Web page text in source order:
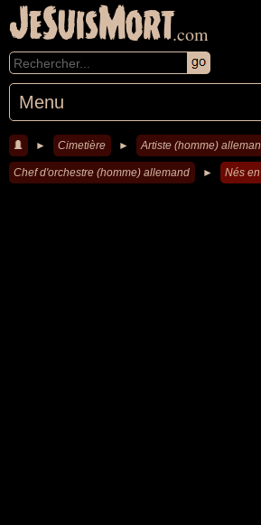
JeSuisMort.com
Menu
► Cimetière ► Artiste (homme)
Chef d'orchestre (homme) allemand ► Nés